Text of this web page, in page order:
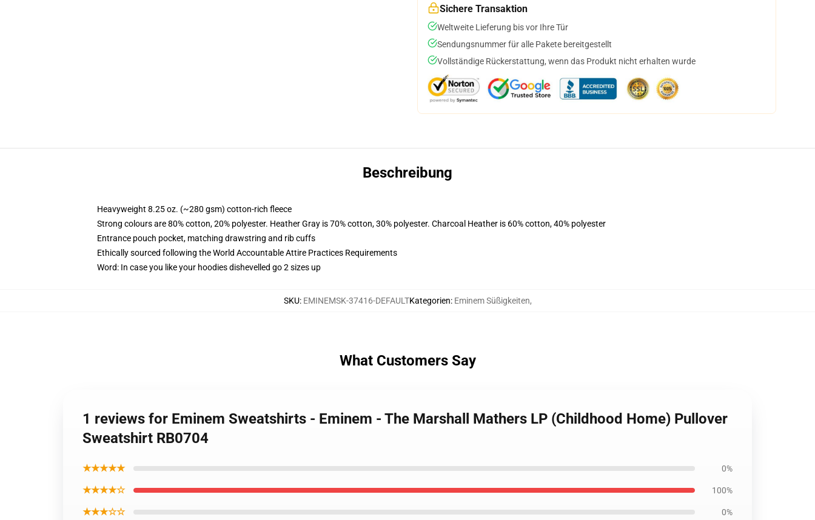
Sichere Transaktion
Weltweite Lieferung bis vor Ihre Tür
Sendungsnummer für alle Pakete bereitgestellt
Vollständige Rückerstattung, wenn das Produkt nicht erhalten wurde
Beschreibung
Heavyweight 8.25 oz. (~280 gsm) cotton-rich fleece
Strong colours are 80% cotton, 20% polyester. Heather Gray is 70% cotton, 30% polyester. Charcoal Heather is 60% cotton, 40% polyester
Entrance pouch pocket, matching drawstring and rib cuffs
Ethically sourced following the World Accountable Attire Practices Requirements
Word: In case you like your hoodies dishevelled go 2 sizes up
SKU: EMINEMSK-37416-DEFAULTKategorien: Eminem Süßigkeiten,
What Customers Say
1 reviews for Eminem Sweatshirts - Eminem - The Marshall Mathers LP (Childhood Home) Pullover
Sweatshirt RB0704
★★★★★ 0%
★★★★☆ 100%
★★★☆☆ 0%